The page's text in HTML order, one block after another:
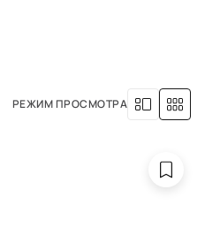
РЕЖИМ ПРОСМОТРА